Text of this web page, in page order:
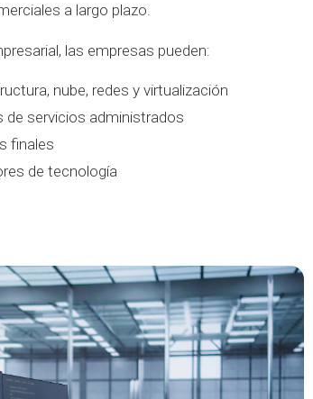
a largo plazo.
las empresas pueden:
nube, redes y virtualización
de servicios administrados
finales
de tecnología